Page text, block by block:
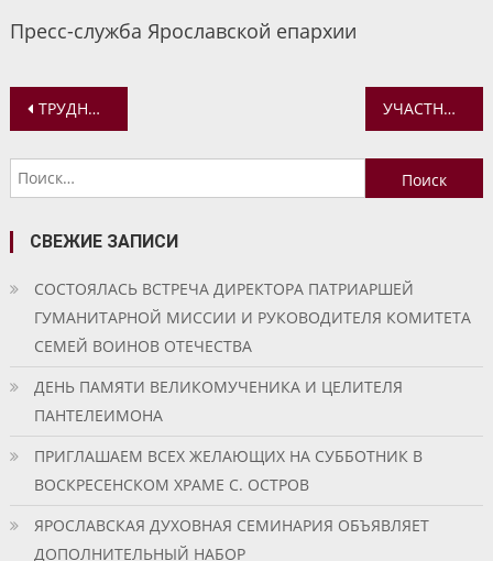
Пресс-служба Ярославской епархии
Навигация
по
записям
ТРУДНО ЛИ БЫТЬ МОНАХОМ? РАЗМЫШЛЯЕТ ИЕРОМОНАХ СЕРГИЙ (ШВЫДКОВ) УЧАСТНИКИ ПРИХОДСКОГО МОЛОДЕЖНОГО ДВИЖЕНИЯ ПОСЕТИЛИ ЛОСИНУЮ ФЕРМУ
Найти:
СВЕЖИЕ ЗАПИСИ
СОСТОЯЛАСЬ ВСТРЕЧА ДИРЕКТОРА ПАТРИАРШЕЙ
ГУМАНИТАРНОЙ МИССИИ И РУКОВОДИТЕЛЯ КОМИТЕТА
СЕМЕЙ ВОИНОВ ОТЕЧЕСТВА
ДЕНЬ ПАМЯТИ ВЕЛИКОМУЧЕНИКА И ЦЕЛИТЕЛЯ
ПАНТЕЛЕИМОНА
ПРИГЛАШАЕМ ВСЕХ ЖЕЛАЮЩИХ НА СУББОТНИК В
ВОСКРЕСЕНСКОМ ХРАМЕ С. ОСТРОВ
ЯРОСЛАВСКАЯ ДУХОВНАЯ СЕМИНАРИЯ ОБЪЯВЛЯЕТ
ДОПОЛНИТЕЛЬНЫЙ НАБОР